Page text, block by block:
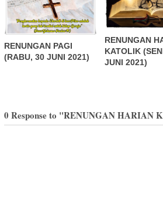
RENUNGAN PAGI
(RABU, 30 JUNI 2021)
RENUNGAN
KATOLIK
JUNI 2021)
0 Response to "RENUNGAN HARIAN